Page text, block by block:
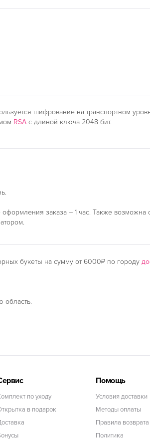
шифрование на транспортном
RSA с длиной ключа 2048 бит.
заказа – 1 час. Также возможна
букеты на сумму от 6000₽ по городу
область.
по уходу
в подарок
Помощь
Условия доставки
Методы оплаты
Правила возврата
Политика